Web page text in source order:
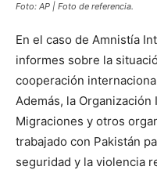
Foto: AP | Foto de referencia.
En el caso de Amnistía
informes sobre la
cooperación
Además, la
Migraciones y otros
trabajado con Pakistán
seguridad y la violencia